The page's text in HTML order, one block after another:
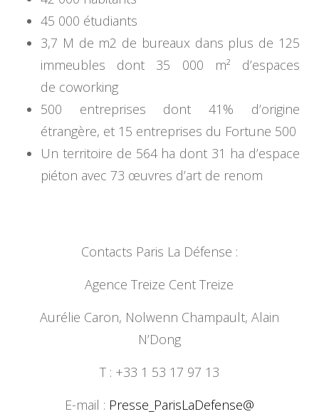
45 000 étudiants
3,7 M de m2 de bureaux dans plus de 125
immeubles dont 35 000 m² d’espaces
de coworking
500 entreprises dont 41% d’origine
étrangère, et 15 entreprises du Fortune 500
Un territoire de 564 ha dont 31 ha d’espace
piéton avec 73 œuvres d’art de renom
Contacts Paris La Défense :
Agence Treize Cent Treize
Aurélie Caron, Nolwenn Champault, Alain
N’Dong
T : +33 1 53 17 97 13
E-mail : Presse_ParisLaDefense@